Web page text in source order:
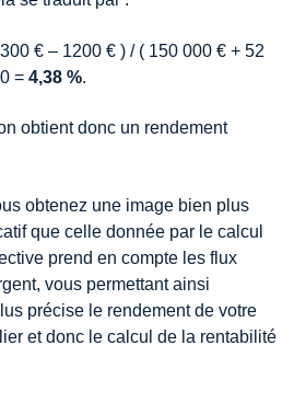
€ – 1200 € ) / ( 150 000 € + 52
= 4,38 %.
obtient donc un rendement
obtenez une image bien plus
que celle donnée par le calcul
prend en compte les flux
vous permettant ainsi
précise le rendement de votre
et donc le calcul de la rentabilité